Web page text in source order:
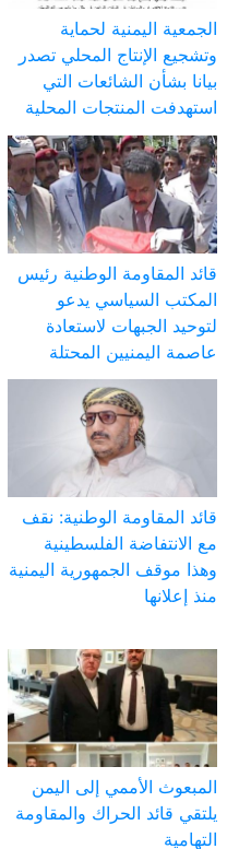
الجمعية اليمنية لحماية
وتشجيع الإنتاج المحلي تصدر
بيانا بشأن الشائعات التي
استهدفت المنتجات المحلية
قائد المقاومة الوطنية رئيس
المكتب السياسي يدعو
لتوحيد الجبهات لاستعادة
عاصمة اليمنيين المحتلة
قائد المقاومة الوطنية: نقف
مع الانتفاضة الفلسطينية
وهذا موقف الجمهورية اليمنية
منذ إعلانها
المبعوث الأممي إلى اليمن
يلتقي قائد الحراك والمقاومة
التهامية